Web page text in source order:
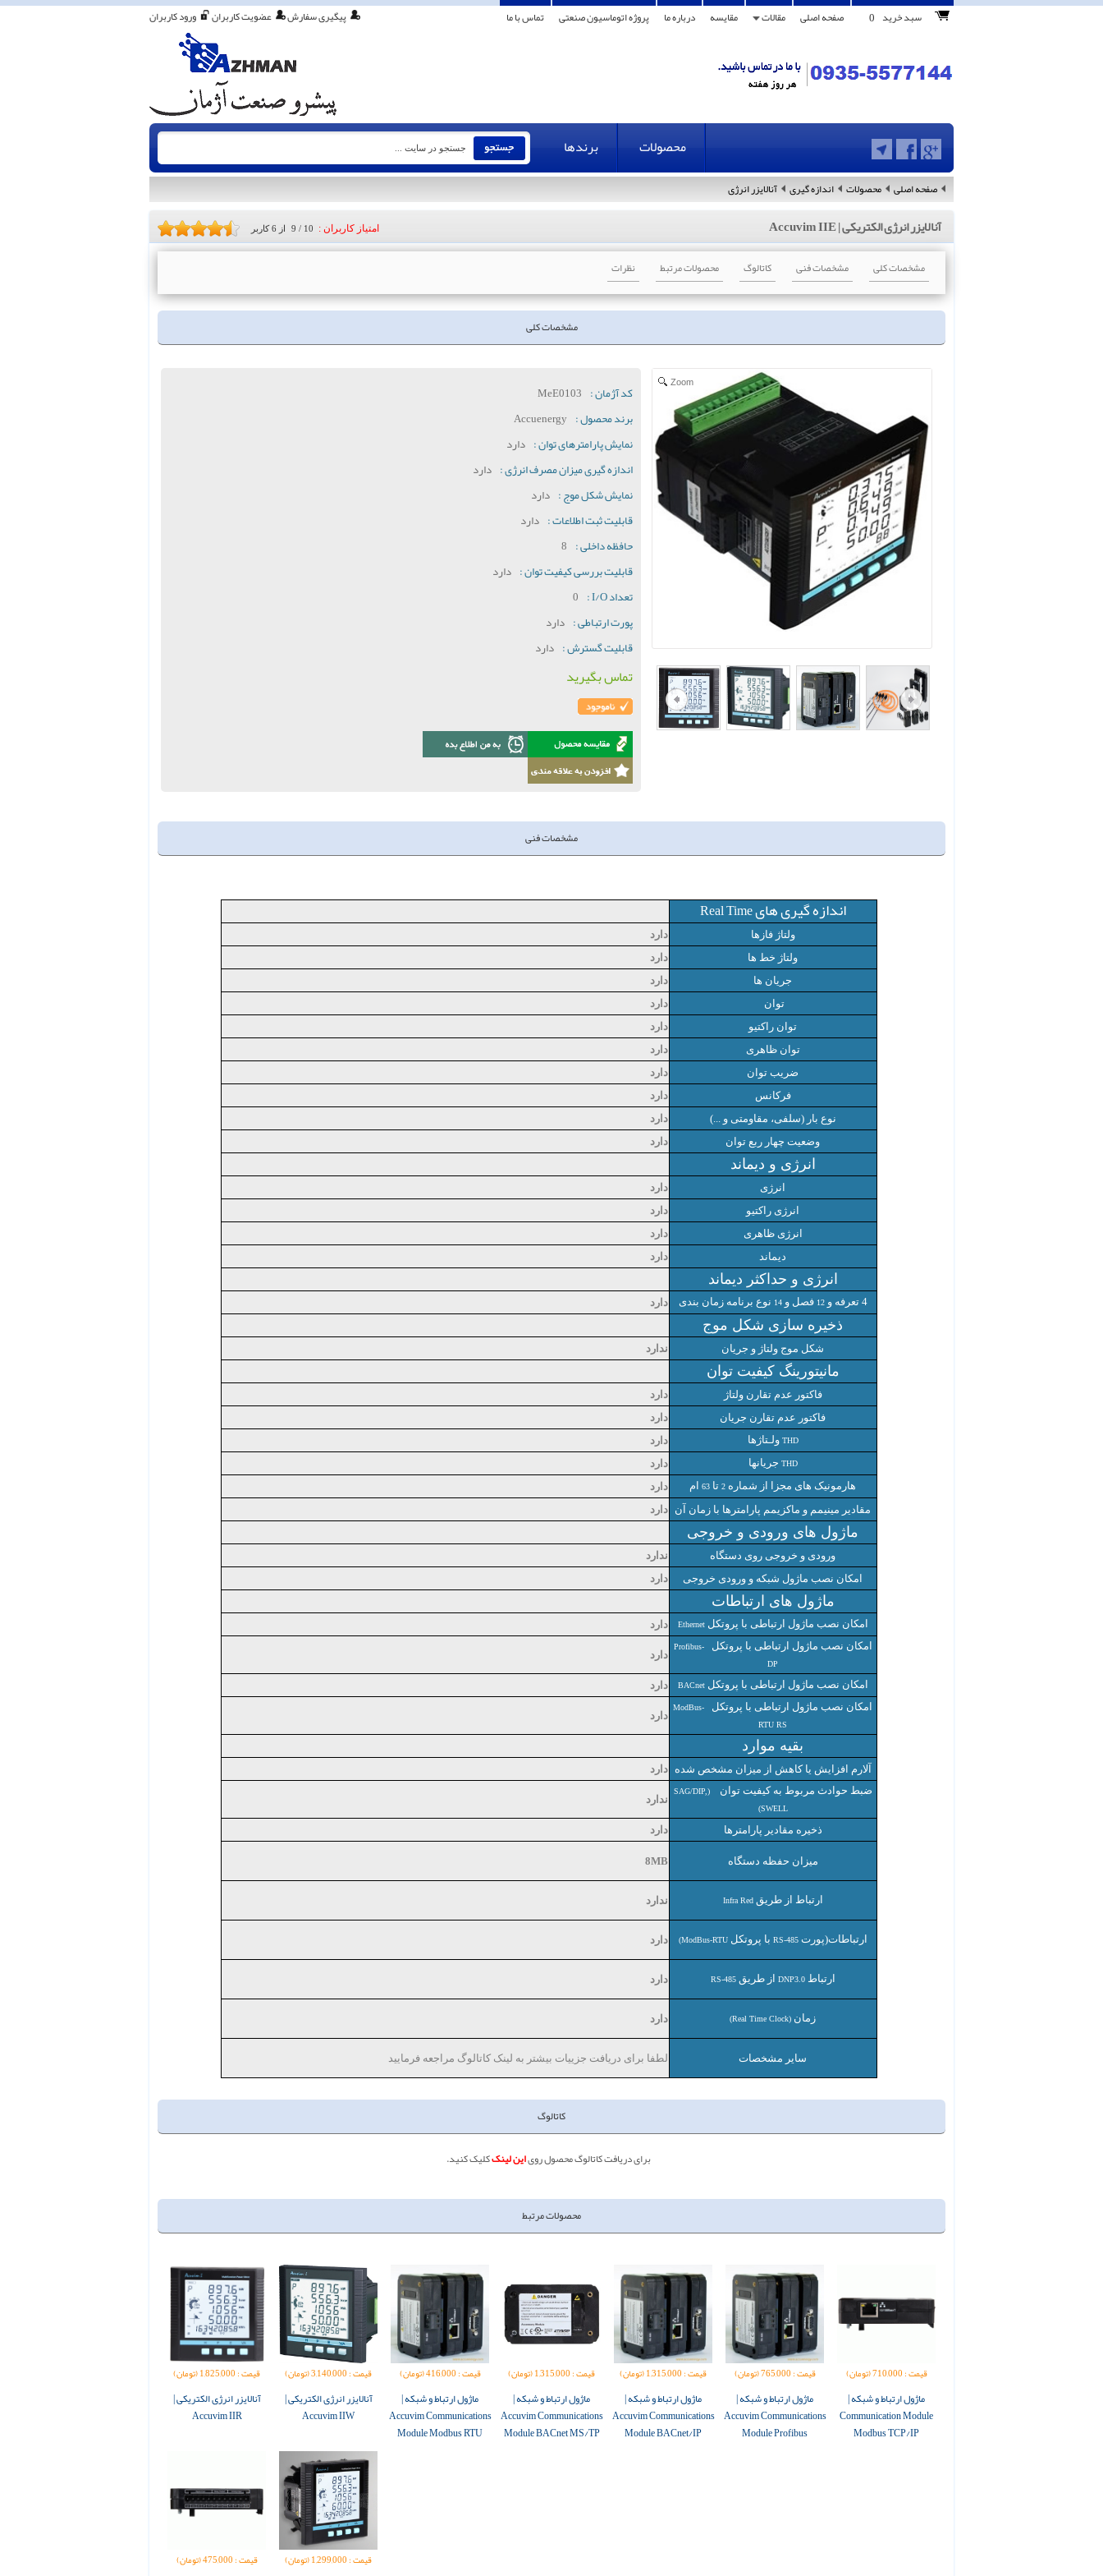
ورود کاربران عضویت کاربران پیگیری سفارش سبد خرید 0 صفحه اصلی مقالات مقایسه درباره ما پروژه اتوماسیون صنعتی تماس با ما
محصولات برندها
صفحه اصلی محصولات اندازه گیری آنالایزر انرژی
آنالایزر انرژی الکتریکی | Accuvim IIE امتیاز کاربران : 9 / 10 از 6کاربر
مشخصات کلی مشخصات فنی کاتالوگ محصولات مرتبط نظرات
مشخصات کلی
Zoom کد آژمان : MeE0103
برند محصول : Accuenergy
نمایش پارامترهای توان : دارد
اندازه گیری میزان مصرف انرژی : دارد
نمایش شکل موج : دارد
قابلیت ثبت اطلاعات : دارد
حافظه داخلی : 8
قابلیت بررسی کیفیت توان : دارد
تعداد I/O :
0
پورت ارتباطی : دارد
قابلیت گسترش : دارد
تماس بگیرید
مشخصات فنی
اندازه گیری هایReal Time
ولتاژ فازها
دارد
ولتاژ خط ها
دارد
جریان ها
دارد
توان
دارد
توان راکتیو
دارد
توان ظاهری
دارد
ضریب توان
دارد
فرکانس
دارد
نوع بار (سلفی، مقاومتی و ...)
دارد
وضعیت چهار ربع توان
دارد
انرژی و دیماند
انرژی
دارد
انرژی راکتیو
دارد
انرژی ظاهری
دارد
دیماند
دارد
انرژی و حداکثر دیماند
4 تعرفه و 12 فصل و 14 نوع برنامه زمان بندی دارد
ذخیره سازی شکل موج
شکل موج ولتاژ و جریان ندارد
مانیتورینگ کیفیت توان
فاکتور عدم تقارن ولتاژ
دارد
فاکتور عدم تقارن جریان
دارد
THD ولـتاژها دارد
THD جریانها
دارد
هارمونیک های مجزا از شماره 2 تا 63 ام
دارد
مقادیر مینیمم و ماکزیمم پارامترها با زمان آن
دارد
ماژول های ورودی و خروجی
ورودی و خروجی روی دستگاه
ندارد
امکان نصب ماژول شبکه و ورودی خروجی
دارد
ماژول های ارتباطات
امکان نصب ماژول ارتباطی با پروتکلEthernet
دارد
امکان نصب ماژول ارتباطی با پروتکلProfibus-
DP
دارد
امکان نصب ماژول ارتباطی با پروتکلBACnet
دارد
امکان نصب ماژول ارتباطی با پروتکل
ModBus-
RTU RS
دارد
بقیه موارد
آلارم افزایش یا کاهش از میزان مشخص شده
دارد
ضبط حوادث مربوط به کیفیت توان (SAG/DIP,
SWELL)
ندارد
ذخیره مقادیر پارامترها دارد
میزان حفظه دستگاه 8MB
ارتباط از طریقInfra Red ندارد
ارتباطات(پورتRS-485 با پروتکلModBus-RTU) دارد
ارتباطDNP3.0 از طریقRS-485 دارد
زمان (Real Time Clock) دارد
سایر مشخصات لطفا برای دریافت جزییات بیشتر به لینک کاتالوگ مراجعه فرمایید
کاتالوگ
برای دریافت کاتالوگ محصول رویاین لینککلیک کنید.
محصولات مرتبط
ماژول ارتباط و شبکه |
Communication Module
Modbus TCP/IP
قیمت : 710,000 (تومان)
ماژول ارتباط و شبکه |
Accuvim Communications
Module Profibus
قیمت : 765,000 (تومان)
ماژول ارتباط و شبکه |
Accuvim Communications
Module BACnet/IP
قیمت : 1,315,000 (تومان)
ماژول ارتباط و شبکه |
Accuvim Communications
Module BACnet MS/TP
قیمت : 1,315,000 (تومان)
ماژول ارتباط و شبکه |
Accuvim Communications
Module Modbus RTU
قیمت : 416,000 (تومان)
آنالایزر انرژی الکتریکی |
Accuvim IIW
قیمت : 3,140,000 (تومان)
آنالایزر انرژی الکتریکی |
Accuvim IIR
قیمت : 1,825,000 (تومان)
قیمت : 1,299,000 (تومان) قیمت : 475,000 (تومان)